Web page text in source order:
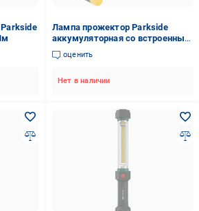
Лампа прожектор Parkside
аккумуляторная со встроенным
павербанком 1400 мАч 20 Вт
1500 Лм
оценить
Нет в наличии